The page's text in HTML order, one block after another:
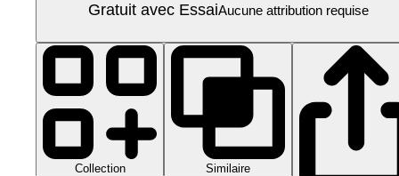
Gratuit avec EssaiAucune attribution requise
Collection Similaire